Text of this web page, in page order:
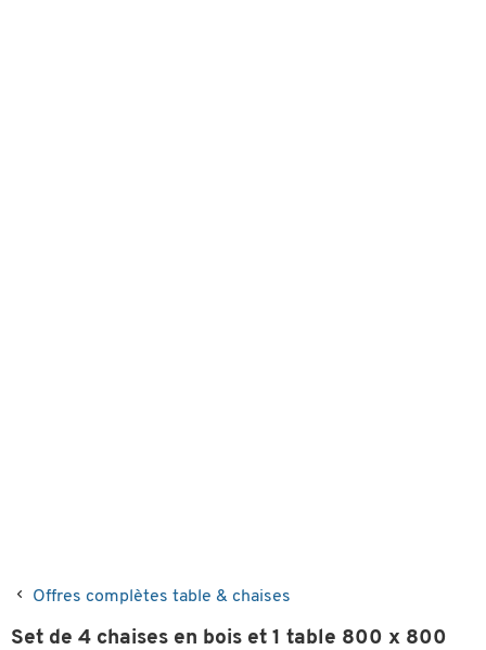
Offres complètes table & chaises
Set de 4 chaises en bois et 1 table 800 x 800